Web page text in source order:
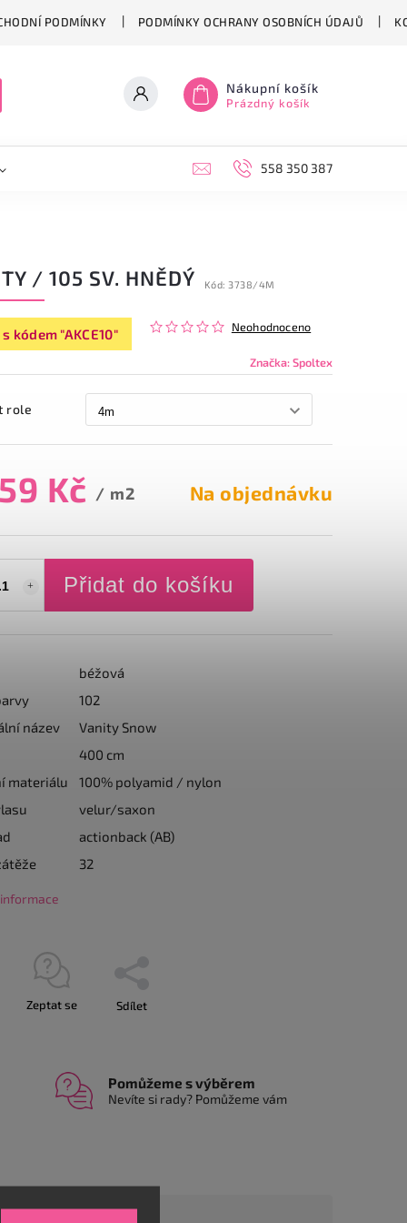
PODMÍNKY PODMÍNKY OCHRANY OSOBNÍCH ÚDAJŮ
Nákupní košík
Prázdný košík
558 350 387
/ 105 SV. HNĚDÝ Kód: 3738/4M
kódem "AKCE10" Neohodnoceno
Značka:Spoltex
role
Kč / m2 Na objednávku
Přidat do košíku
béžová
102
název
Vanity Snow
400 cm
materiálu
100% polyamid / nylon
velur/saxon
actionback (AB)
32
Zeptat se Sdílet
Pomůžeme s výběrem
Nevíte si rady? Pomůžeme vám